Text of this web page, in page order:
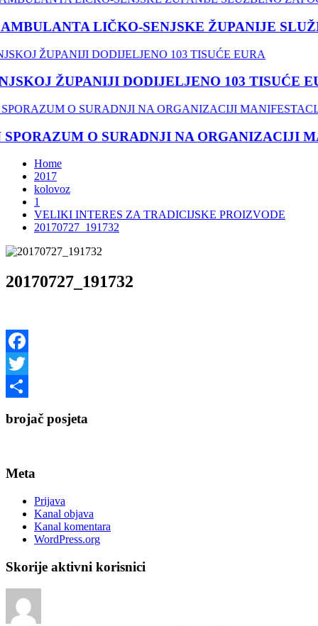
LIČKO-SENJSKE ŽUPANIJE
ŽUPANIJI DODIJELJENO 103 TISUĆE
O SURADNJI NA ORGANIZACIJI
Home
2017
kolovoz
1
VELIKI INTERES ZA TRADICIJSKE PROIZVODE
20170727_191732
20170727_191732
Facebook
Twitter
brojač posjeta
Meta
Prijava
Kanal objava
Kanal komentara
WordPress.org
Skorije aktivni korisnici